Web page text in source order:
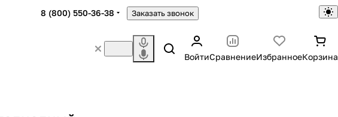
8 (800) 550-36-38 Заказать звонок
ВойтиСравнениеИзбранноеКорзина